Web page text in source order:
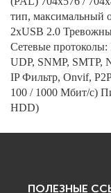
тип, максимальный
2xUSB 2.0
Сетевые протоколы:
UDP, SNMP, SMTP,
IP Фильтр, Onvif,
100 / 1000 Мбит/с)
HDD)
ПОЛЕЗНЫЕ